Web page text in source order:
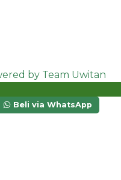
by Team Uwitan
Beli via WhatsApp